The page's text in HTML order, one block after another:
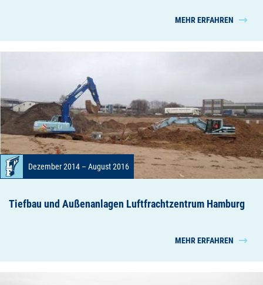
MEHR ERFAHREN
Dezember 2014 – August 2016
Tiefbau und Außenanlagen Luftfrachtzentrum Hamburg
MEHR ERFAHREN